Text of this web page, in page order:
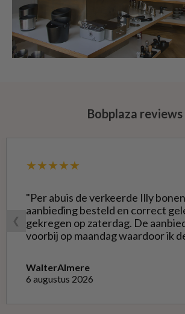
Bobplaza reviews
❮
★★★★★
"Per abuis de verkeerde Illy
aanbieding besteld en correct
gekregen op zaterdag. De aanbieding was
voorbij op maandag waardoor ik
worden voor de goede; dat kon
Haarlem bij de winkel. Op meerdere mails
WalterAlmere
6 augustus 2026